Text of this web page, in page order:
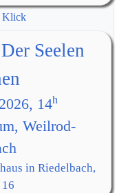
Klick
Seelen
14h
Weilrod-
in Riedelbach,